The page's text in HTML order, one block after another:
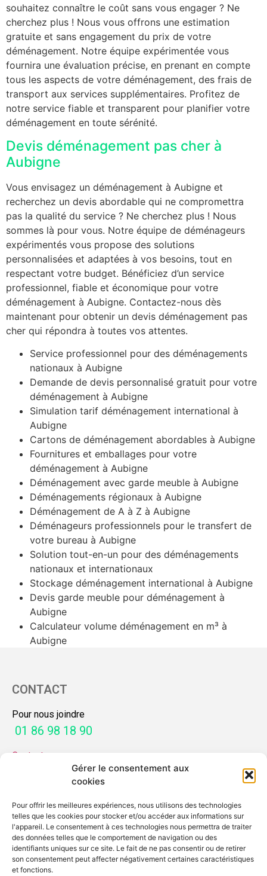
Gérer le consentement aux
cookies
Pour offrir les meilleures expériences, nous utilisons des technologies
telles que les cookies pour stocker et/ou accéder aux informations sur
l'appareil. Le consentement à ces technologies nous permettra de traiter
des données telles que le comportement de navigation ou des
identifiants uniques sur ce site. Le fait de ne pas consentir ou de retirer
son consentement peut affecter négativement certaines caractéristiques
et fonctions.
souhaitez connaître le coût sans vous engager ? Ne
cherchez plus ! Nous vous offrons une estimation
gratuite et sans engagement du prix de votre
déménagement. Notre équipe expérimentée vous
fournira une évaluation précise, en prenant en compte
tous les aspects de votre déménagement, des frais de
transport aux services supplémentaires. Profitez de
notre service fiable et transparent pour planifier votre
déménagement en toute sérénité.
Devis déménagement pas cher à
Aubigne
Vous envisagez un déménagement à Aubigne et
recherchez un devis abordable qui ne compromettra
pas la qualité du service ? Ne cherchez plus ! Nous
sommes là pour vous. Notre équipe de déménageurs
expérimentés vous propose des solutions
personnalisées et adaptées à vos besoins, tout en
respectant votre budget. Bénéficiez d’un service
professionnel, fiable et économique pour votre
déménagement à Aubigne. Contactez-nous dès
maintenant pour obtenir un devis déménagement pas
cher qui répondra à toutes vos attentes.
Service professionnel pour des déménagements
nationaux à Aubigne
Demande de devis personnalisé gratuit pour votre
déménagement à Aubigne
Simulation tarif déménagement international à
Aubigne
Cartons de déménagement abordables à Aubigne
Fournitures et emballages pour votre
déménagement à Aubigne
Déménagement avec garde meuble à Aubigne
Déménagements régionaux à Aubigne
Déménagement de A à Z à Aubigne
Déménageurs professionnels pour le transfert de
votre bureau à Aubigne
Solution tout-en-un pour des déménagements
nationaux et internationaux
Stockage déménagement international à Aubigne
Devis garde meuble pour déménagement à
Aubigne
Calculateur volume déménagement en m³ à
Aubigne
CONTACT
Pour nous joindre
01 86 98 18 90
Contactez-nous
Mon guide déménagement
Demande de devis
MENTIONS